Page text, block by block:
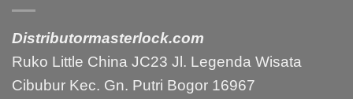
Distributormasterlock.com
Ruko Little China JC23 Jl. Legenda Wisata
Cibubur Kec. Gn. Putri Bogor 16967